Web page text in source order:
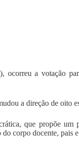
ocorreu a votação
a direção de oito
que propõe um
corpo docente, pais